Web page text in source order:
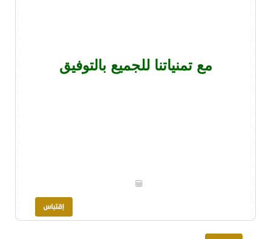
مع تمنياتنا للجميع بالتوفيق